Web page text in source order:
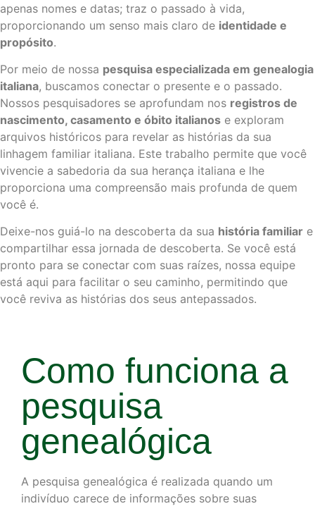
apenas nomes e datas; traz o passado à vida,
proporcionando um senso mais claro de identidade e
propósito.
Por meio de nossa pesquisa especializada em genealogia
italiana, buscamos conectar o presente e o passado.
Nossos pesquisadores se aprofundam nos registros de
nascimento, casamento e óbito italianos e exploram
arquivos históricos para revelar as histórias da sua
linhagem familiar italiana. Este trabalho permite que você
vivencie a sabedoria da sua herança italiana e lhe
proporciona uma compreensão mais profunda de quem
você é.
Deixe-nos guiá-lo na descoberta da sua história familiar e
compartilhar essa jornada de descoberta. Se você está
pronto para se conectar com suas raízes, nossa equipe
está aqui para facilitar o seu caminho, permitindo que
você reviva as histórias dos seus antepassados.
Como funciona a
pesquisa
genealógica
A pesquisa genealógica é realizada quando um
indivíduo carece de informações sobre suas